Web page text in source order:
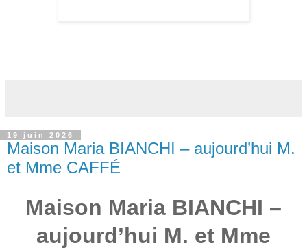
19 juin 2026
Maison Maria BIANCHI – aujourd’hui M.
et Mme CAFFÉ
Maison Maria BIANCHI –
aujourd’hui M. et Mme